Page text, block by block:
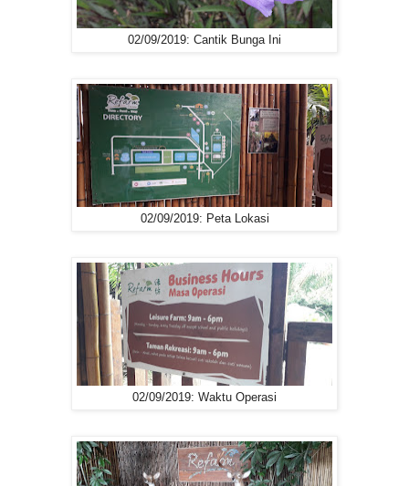
02/09/2019: Cantik Bunga Ini
02/09/2019: Peta Lokasi
02/09/2019: Waktu Operasi